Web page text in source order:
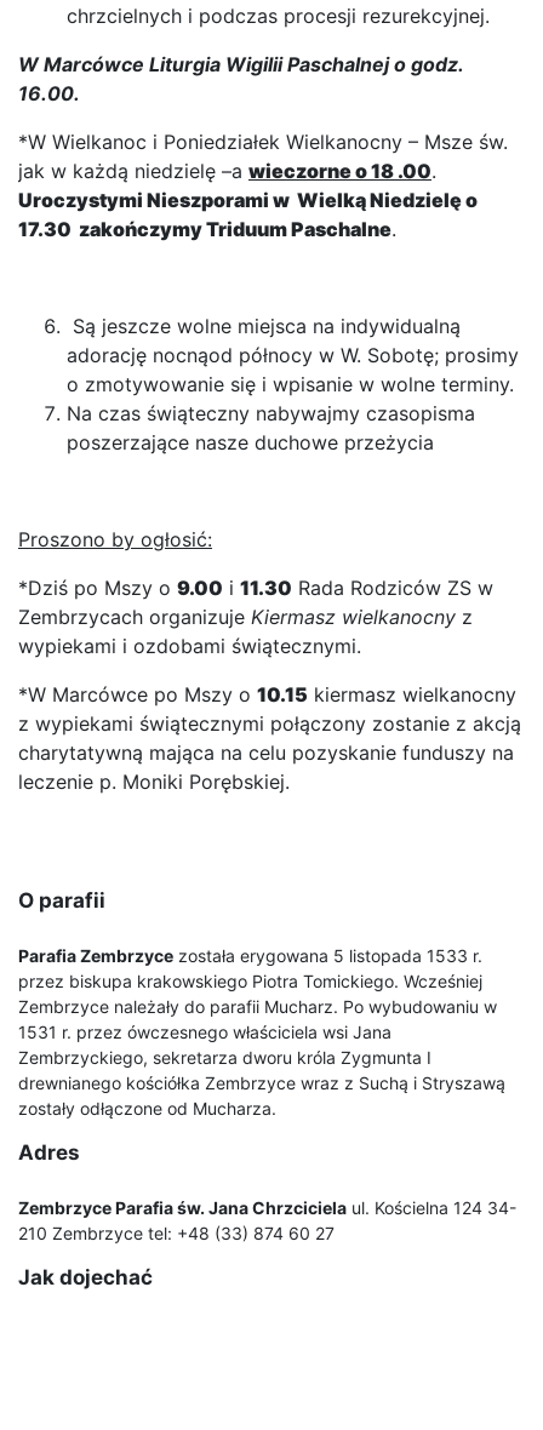
chrzcielnych i podczas procesji rezurekcyjnej.
W Marcówce Liturgia Wigilii Paschalnej o godz.
16.00.
*W Wielkanoc i Poniedziałek Wielkanocny – Msze św.
jak w każdą niedzielę –a wieczorne o 18 .00.
Uroczystymi Nieszporami w Wielką Niedzielę o
17.30 zakończymy Triduum Paschalne.
Są jeszcze wolne miejsca na indywidualną
adorację nocnąod północy w W. Sobotę; prosimy
o zmotywowanie się i wpisanie w wolne terminy.
Na czas świąteczny nabywajmy czasopisma
poszerzające nasze duchowe przeżycia
Proszono by ogłosić:
*Dziś po Mszy o 9.00 i 11.30 Rada Rodziców ZS w
Zembrzycach organizuje Kiermasz wielkanocny z
wypiekami i ozdobami świątecznymi.
*W Marcówce po Mszy o 10.15 kiermasz wielkanocny
z wypiekami świątecznymi połączony zostanie z akcją
charytatywną mająca na celu pozyskanie funduszy na
leczenie p. Moniki Porębskiej.
O parafii
Parafia Zembrzyce została erygowana 5 listopada 1533 r.
przez biskupa krakowskiego Piotra Tomickiego. Wcześniej
Zembrzyce należały do parafii Mucharz. Po wybudowaniu w
1531 r. przez ówczesnego właściciela wsi Jana
Zembrzyckiego, sekretarza dworu króla Zygmunta I
drewnianego kościółka Zembrzyce wraz z Suchą i Stryszawą
zostały odłączone od Mucharza.
Adres
Zembrzyce Parafia św. Jana Chrzciciela ul. Kościelna 124 34-
210 Zembrzyce tel: +48 (33) 874 60 27
Jak dojechać